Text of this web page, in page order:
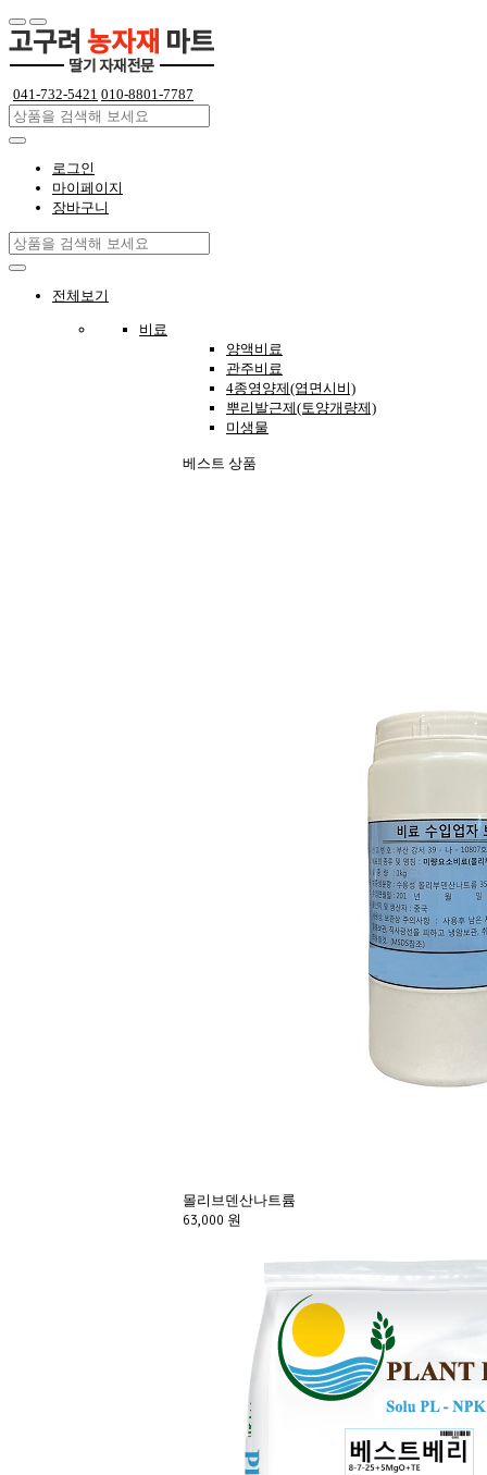
041-732-5421 010-8801-7787
로그인
마이페이지
장바구니
전체보기
비료
양액비료
관주비료
4종영양제(엽면시비)
뿌리발근제(토양개량제)
미생물
베스트 상품
몰리브덴산나트륨
63,000 원